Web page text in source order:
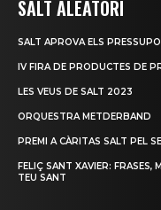
SALT ALEATORI
SALT APROVA ELS
IV FIRA DE PRODUCTES DE
LES VEUS DE SALT 2023
ORQUESTRA METDERBAND
PREMI A CÀRITAS SALT PEL
FELIÇ SANT XAVIER: FRASES,
TEU SANT